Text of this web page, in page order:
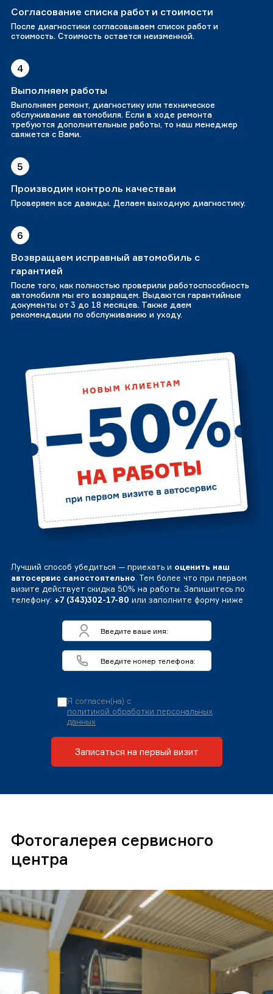
Согласование списка работ и стоимости
После диагностики согласовываем список работ и
стоимость. Стоимость остается неизменной.
4
Выполняем работы
Выполняем ремонт, диагностику или техническое
обслуживание автомобиля. Если в ходе ремонта
требуются дополнительные работы, то наш менеджер
свяжется с Вами.
5
Производим контроль качестваи
Проверяем все дважды. Делаем выходную диагностику.
6
Возвращаем исправный автомобиль с
гарантией
После того, как полностью проверили работоспособность
автомобиля мы его возвращем. Выдаются гарантийные
документы от 3 до 18 месяцев. Также даем
рекомендации по обслуживанию и уходу.
Лучший способ убедиться — приехать и оценить наш
автосервис самостоятельно. Тем более что при первом
визите действует скидка 50% на работы. Запишитесь по
телефону: +7 (343)302-17-80 или заполните форму ниже
Я согласен(на) с
политикой обработки персональных
данных
Записаться на первый визит
Фотогалерея сервисного
центра